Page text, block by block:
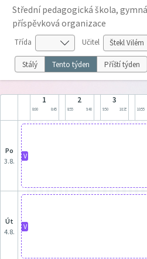
Střední pedagogická škola,
příspěvková organizace
Třída Učitel
Stálý Tento týden Příští týden
1
8:00 8:45
2
8:55 9:40
3
9:50 10:35 10:55
po
3.8.
V
út
4.8.
V